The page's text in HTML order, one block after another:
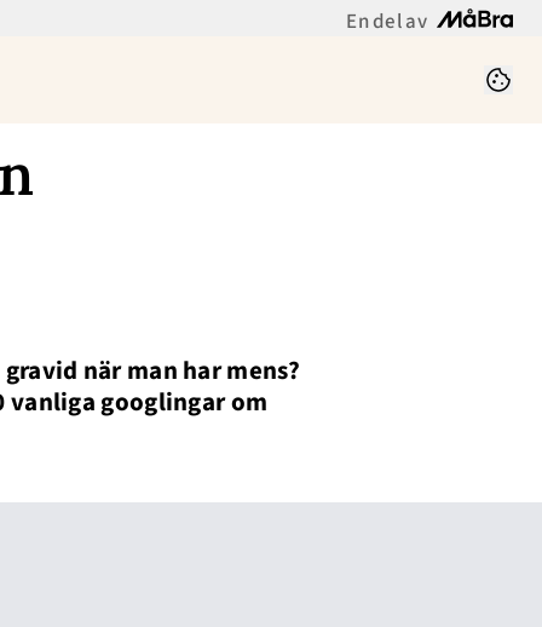
En del av
när man har mens?
vanliga googlingar om